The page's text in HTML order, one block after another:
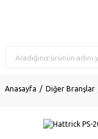
Anasayfa Diğer Branşlar